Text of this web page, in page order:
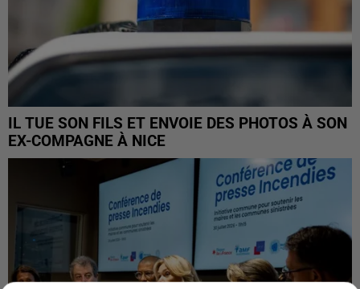
IL TUE SON FILS ET ENVOIE DES PHOTOS À SON
EX-COMPAGNE À NICE